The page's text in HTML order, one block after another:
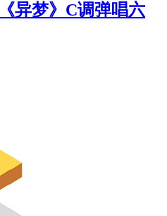
异梦》C调弹唱六